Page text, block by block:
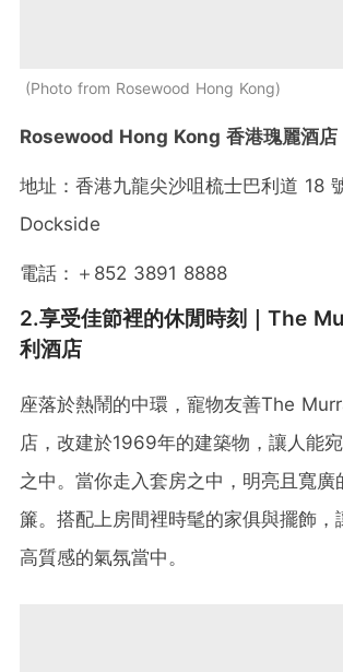
Photo from Rosewood Hong Kong
Rosewood Hong Kong 香港瑰麗酒店
地址：香港九龍尖沙咀梳士巴利道 18
Dockside
電話：＋852 3891 8888
2.享受佳節裡的休閒時刻｜The
利酒店
座落於熱鬧的中環，寵物友善The
店，改建於1969年的建築物，讓人能
之中。當你走入套房之中，明亮且寬廣
簾。搭配上房間裡時髦的家俱與擺飾，
高質感的氣氛當中。